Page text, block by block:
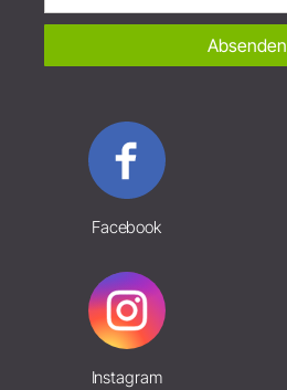
Absenden
Facebook
Instagram